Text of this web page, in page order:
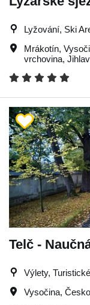
Lyžování, Ski
Mrákotín,
vrchovina,
Telč -
Výlety,
Vysočina,